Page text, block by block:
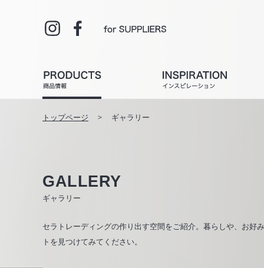
トップページ ギャラリー
GALLERY
ギャラリー
セラトレーディングの作り出す空間をご紹介。暮らしや、お好
トを見つけてみてください。